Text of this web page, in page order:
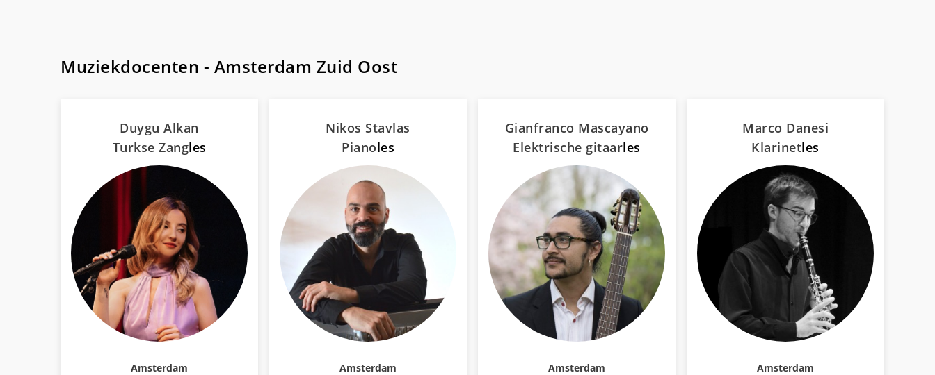
Muziekdocenten - Amsterdam Zuid Oost
Duygu Alkan
Turkse Zangles
Amsterdam
Nikos Stavlas
Pianoles
Amsterdam
Gianfranco Mascayano
Elektrische gitaarles
Amsterdam
Marco Danesi
Klarinetles
Amsterdam